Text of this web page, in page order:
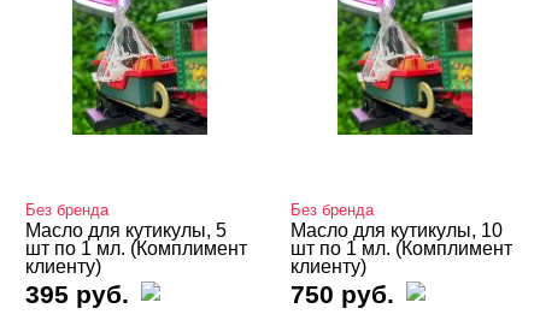
Для ногтей
Без бренда
Масло для кутикулы, 5
шт по 1 мл. (Комплимент
клиенту)
395 руб.
Без бренда
Масло для кутикулы, 10
шт по 1 мл. (Комплимент
клиенту)
750 руб.